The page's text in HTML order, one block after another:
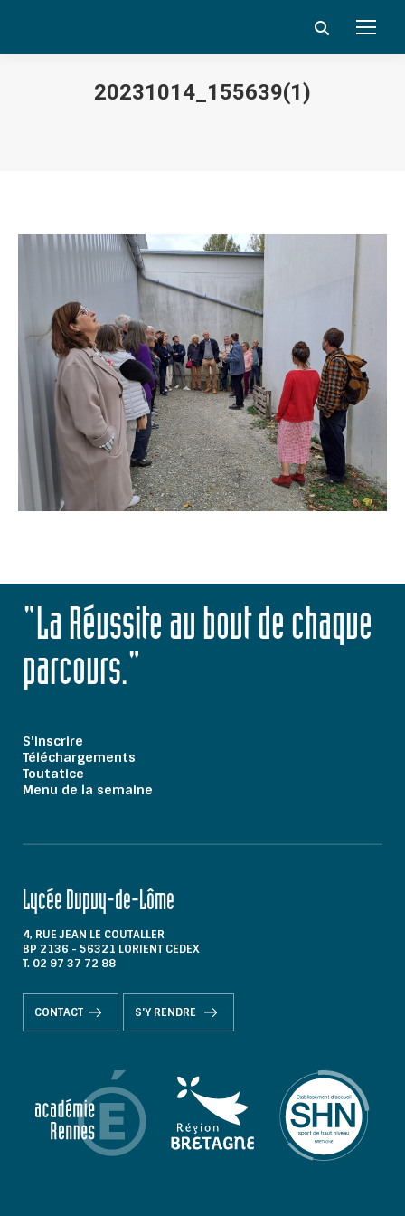
Search:
20231014_155639(1)
"La Réussite au bout de chaque
parcours."
S'inscrire
Téléchargements
Toutatice
Menu de la semaine
Lycée Dupuy-de-Lôme
4, RUE JEAN LE COUTALLER
BP 2136 - 56321 LORIENT CEDEX
T. 02 97 37 72 88
CONTACT S'Y RENDRE